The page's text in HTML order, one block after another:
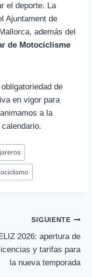
el deporte. La
Ajuntament de
además del
de Motociclisme
de
en vigor para
a la
SIGUIENTE
2026: apertura de
licencias y tarifas para
la nueva temporada